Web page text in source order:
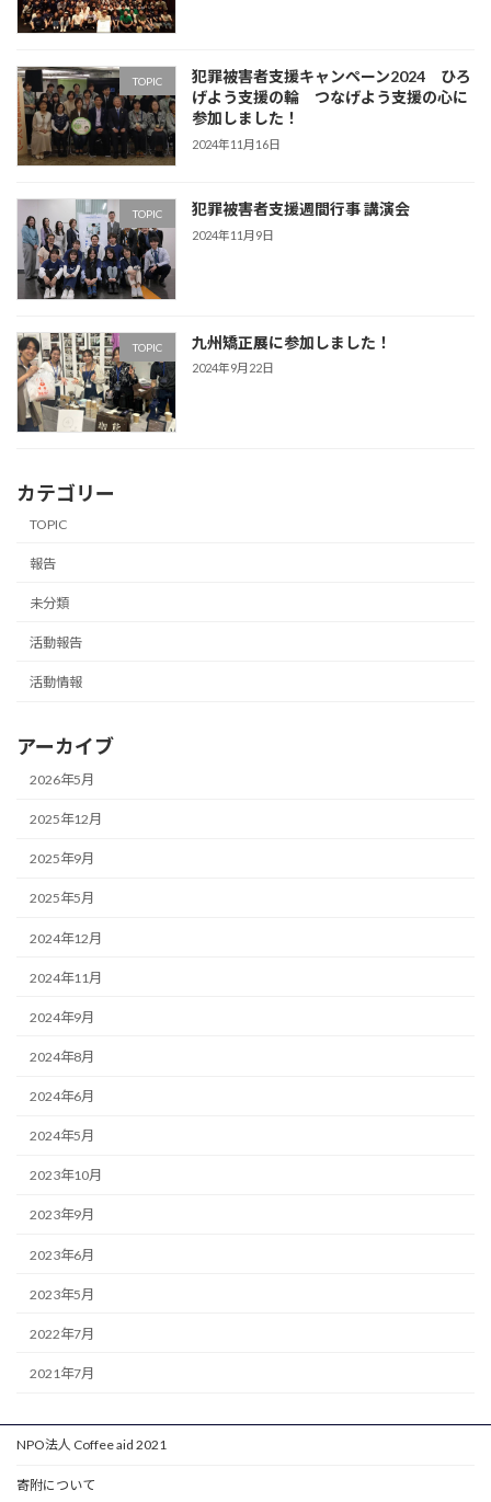
TOPIC
犯罪被害者支援キャンペーン2024 ひろ
げよう支援の輪 つなげよう支援の心に
参加しました！
2024年11月16日
TOPIC 犯罪被害者支援週間行事 講演会
2024年11月9日
TOPIC 九州矯正展に参加しました！
2024年9月22日
カテゴリー
TOPIC
報告
未分類
活動報告
活動情報
アーカイブ
2026年5月
2025年12月
2025年9月
2025年5月
2024年12月
2024年11月
2024年9月
2024年8月
2024年6月
2024年5月
2023年10月
2023年9月
2023年6月
2023年5月
2022年7月
2021年7月
NPO法人 Coffee aid 2021
寄附について